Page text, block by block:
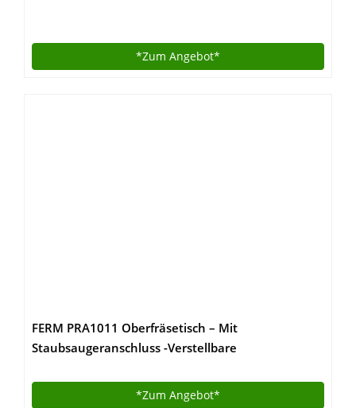
*Zum Angebot*
FERM PRA1011 Oberfräsetisch – Mit
Staubsaugeranschluss -Verstellbare
Standfuß bis 162 mm*Zum Angebot*